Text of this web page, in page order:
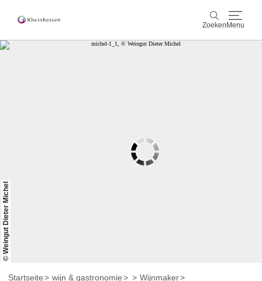
Zoeken Menu
Events
© Weingut Dieter Michel
Startseite wijn & gastronomie
Wijnmaker